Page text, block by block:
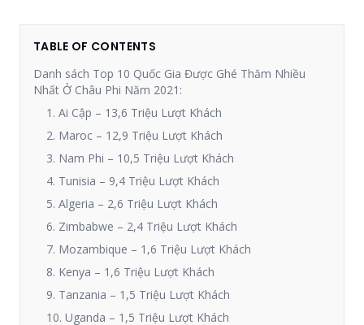
TABLE OF CONTENTS
Danh sách Top 10 Quốc Gia Được Ghé Thăm Nhiều
Nhất Ở Châu Phi Năm 2021:
1. Ai Cập – 13,6 Triệu Lượt Khách
2. Maroc – 12,9 Triệu Lượt Khách
3. Nam Phi – 10,5 Triệu Lượt Khách
4. Tunisia – 9,4 Triệu Lượt Khách
5. Algeria – 2,6 Triệu Lượt Khách
6. Zimbabwe – 2,4 Triệu Lượt Khách
7. Mozambique – 1,6 Triệu Lượt Khách
8. Kenya – 1,6 Triệu Lượt Khách
9. Tanzania – 1,5 Triệu Lượt Khách
10. Uganda – 1,5 Triệu Lượt Khách